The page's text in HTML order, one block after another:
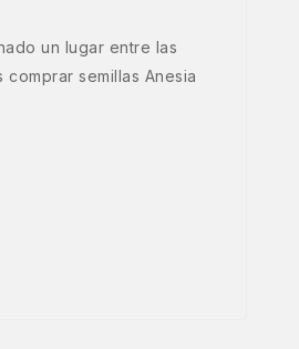
un lugar entre las
comprar semillas Anesia